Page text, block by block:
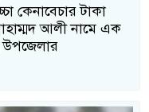
কেনাবেচার টাকা
আলী নামে এক
উপজেলার